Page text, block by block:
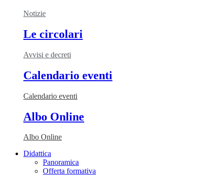
Notizie
Le circolari
Avvisi e decreti
Calendario eventi
Calendario eventi
Albo Online
Albo Online
Didattica
Panoramica
Offerta formativa